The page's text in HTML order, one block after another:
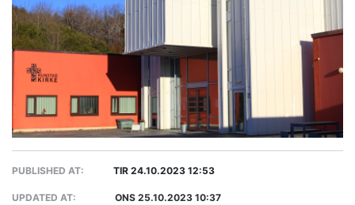
PUBLISHED AT: TIR 24.10.2023 12:53
UPDATED AT: ONS 25.10.2023 10:37